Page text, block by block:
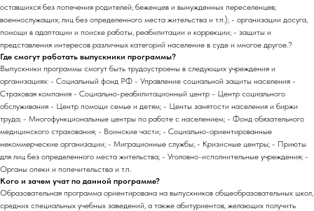
оставшихся без попечения родителей; беженцев и вынужденных переселенцев;
военнослужащих; лиц без определенного места жительства и т.п.); - организации досуга,
помощи в адаптации и поиске работы, реабилитации и коррекции; - защиты и
представления интересов различных категорий население в суде и многое другое.?
Где смогут работать выпускники программы?
Выпускники программы смогут быть трудоустроены в следующих учреждения и
организациях: - Социальный фонд РФ - Управление социальной защиты населения -
Страховая компания - Социально-реабилитационный центр - Центр социального
обслуживания - Центр помощи семье и детям; - Центы занятости населения и биржи
труда; - Многофункциональные центры по работе с населением; - Фонд обязательного
медицинского страхования; - Воинские части; - Социально-ориентированные
некоммерческие организации; - Миграционные службы; - Кризисные центры; - Приюты
для лиц без определенного места жительства; - Уголовно-исполнительные учреждения; -
Органы опеки и попечительства и т.п.
Кого и зачем учат по данной программе?
Образовательная программа ориентирована на выпускников общеобразовательных школ,
средних специальных учебных заведений, а также абитуриентов, желающих получить